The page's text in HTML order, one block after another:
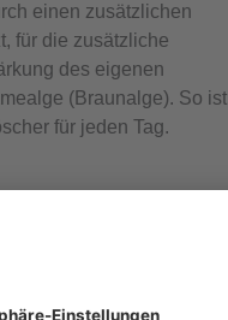
einen zusätzlichen
für die zusätzliche
des eigenen
(Braunalge). So
für jeden Tag.